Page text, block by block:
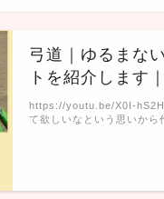
弓道｜ゆるまな
トを紹介します
https://youtu.be/X0I-
て欲しいなという思いから